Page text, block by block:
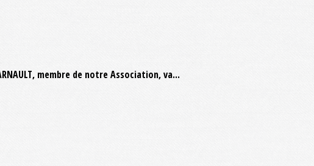
membre de notre Association, va...